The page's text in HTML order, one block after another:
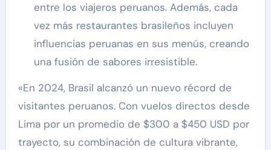
entre los viajeros peruanos. Además, cada
vez más restaurantes brasileños incluyen
influencias peruanas en sus menús, creando
una fusión de sabores irresistible.
«En 2024, Brasil alcanzó un nuevo récord de
visitantes peruanos. Con vuelos directos desde
Lima por un promedio de $300 a $450 USD por
trayecto, su combinación de cultura vibrante,